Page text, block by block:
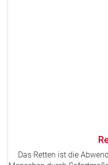
Das Retten ist die